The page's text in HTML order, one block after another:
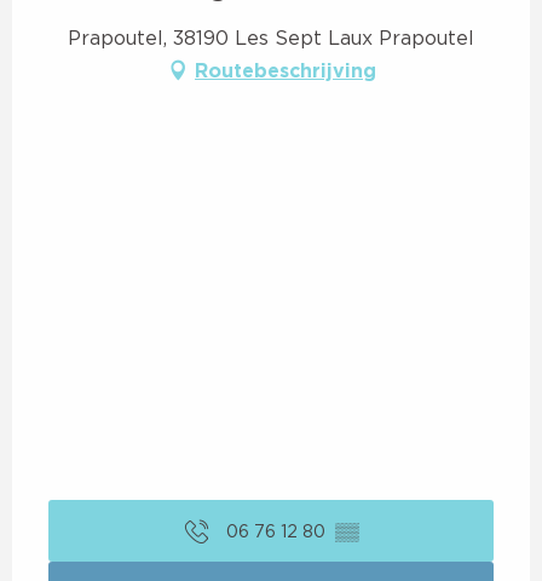
Prapoutel, 38190 Les Sept Laux Prapoutel
Routebeschrijving
06 76 12 80 ▒▒